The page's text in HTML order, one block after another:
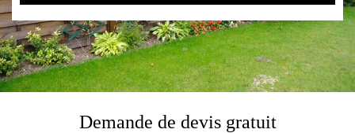
Demande de devis gratuit